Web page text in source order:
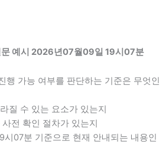
문 예시 2026년07월09일 19시07분
행 가능 여부를 판단하는 기준은 무엇인
질 수 있는 요소가 있는지
전 확인 절차가 있는지
07분 기준으로 현재 안내되는 내용인